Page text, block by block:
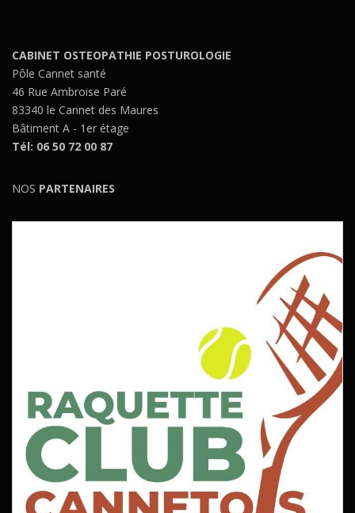
CABINET OSTEOPATHIE POSTUROLOGIE
Pôle Cannet santé
46 Rue Ambroise Paré
83340 le Cannet des Maures
Bâtiment A - 1er étage
Tél: 06 50 72 00 87
NOS PARTENAIRES